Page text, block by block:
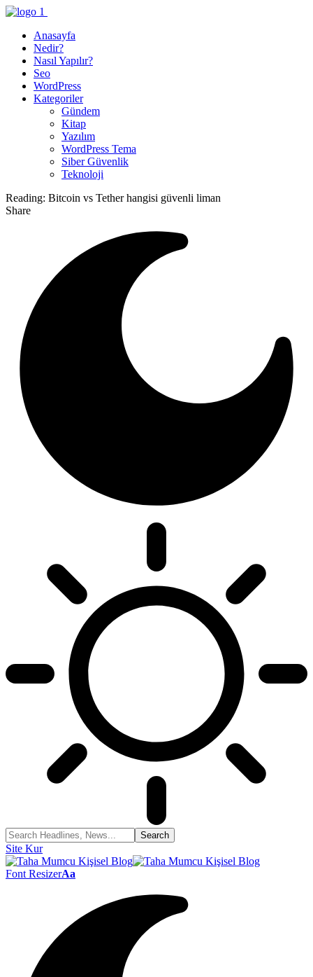
Anasayfa
Nedir?
Nasıl Yapılır?
Seo
WordPress
Kategoriler
Gündem
Kitap
Yazılım
WordPress Tema
Siber Güvenlik
Teknoloji
Reading: Bitcoin vs Tether hangisi güvenli liman
Share
Site Kur
Font ResizerAa